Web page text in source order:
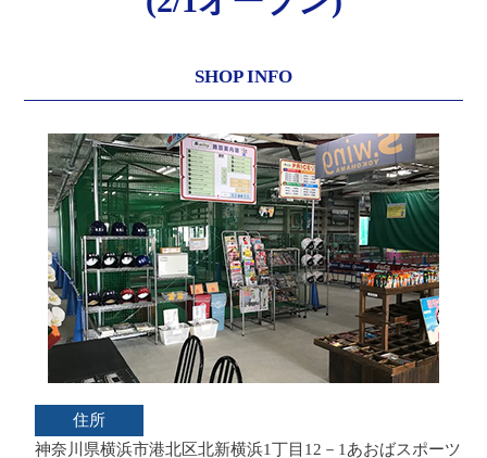
SHOP INFO
住所
神奈川県横浜市港北区北新横浜1丁目12－1あおばスポーツ